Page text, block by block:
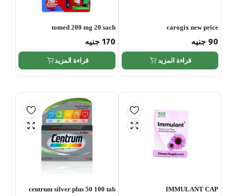
carogix new price
90 جنيه
قراءة المزيد
tomed 200 mg 20 sach
170 جنيه
قراءة المزيد
IMMULANT CAP
centrum silver plus 50 100 tab